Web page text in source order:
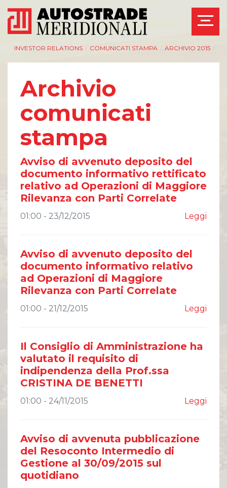
Management
Bilanci e relazioni
Azionisti
Modello Organizzativo
Linee Guida del
Gruppo ASPI
INVESTOR RELATIONS
Eventi e
documentazione
disponibile
Bilanci e relazioni
intermedie
ETHICS OFFICE
INVESTOR RELATIONS COMUNICATI STAMPA ARCHIVIO 2015
Archivio
comunicati
stampa
Avviso di avvenuto deposito del
documento informativo rettificato
relativo ad Operazioni di Maggiore
Rilevanza con Parti Correlate
01:00 - 23/12/2015 Leggi
Avviso di avvenuto deposito del
documento informativo relativo
ad Operazioni di Maggiore
Rilevanza con Parti Correlate
01:00 - 21/12/2015 Leggi
Il Consiglio di Amministrazione ha
valutato il requisito di
indipendenza della Prof.ssa
CRISTINA DE BENETTI
01:00 - 24/11/2015 Leggi
Avviso di avvenuta pubblicazione
del Resoconto Intermedio di
Gestione al 30/09/2015 sul
quotidiano